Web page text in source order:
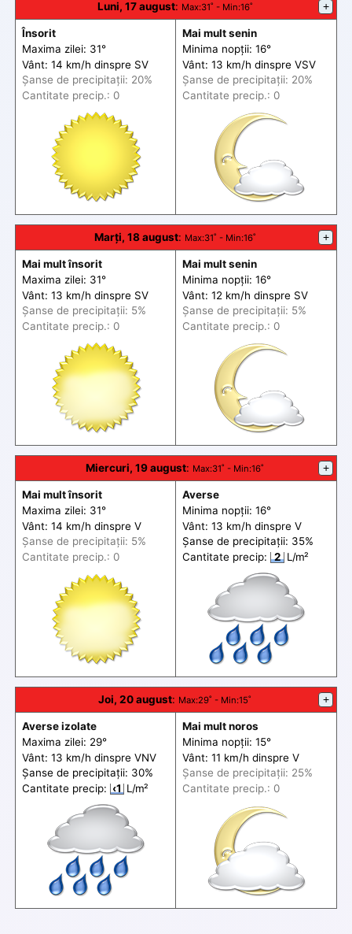
Luni, 17 august: Max:31˚ - Min:16˚ +
Însorit
Maxima zilei: 31°
Vânt: 14 km/h dinspre SV
Șanse de precipitații: 20%
Cantitate precip.: 0
Mai mult senin
Minima nopții: 16°
Vânt: 13 km/h dinspre VSV
Șanse de precipitații: 20%
Cantitate precip.: 0
Marți, 18 august: Max:31˚ - Min:16˚ +
Mai mult însorit
Maxima zilei: 31°
Vânt: 13 km/h dinspre SV
Șanse de precipitații: 5%
Cantitate precip.: 0
Mai mult senin
Minima nopții: 16°
Vânt: 12 km/h dinspre SV
Șanse de precipitații: 5%
Cantitate precip.: 0
Miercuri, 19 august: Max:31˚ - Min:16˚ +
Mai mult însorit
Maxima zilei: 31°
Vânt: 14 km/h dinspre V
Șanse de precipitații: 5%
Cantitate precip.: 0
Averse
Minima nopții: 16°
Vânt: 13 km/h dinspre V
Șanse de precipitații: 35%
Cantitate precip:
2 L/m²
Joi, 20 august: Max:29˚ - Min:15˚ +
Averse izolate
Maxima zilei: 29°
Vânt: 13 km/h dinspre VNV
Șanse de precipitații: 30%
Cantitate precip: ‹1 L/m²
Mai mult noros
Minima nopții: 15°
Vânt: 11 km/h dinspre V
Șanse de precipitații: 25%
Cantitate precip.: 0